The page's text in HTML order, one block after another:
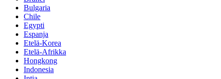
Bulgaria
Chile
Egypti
Espanja
Etelä-Korea
Etelä-Afrikka
Hongkong
Indonesia